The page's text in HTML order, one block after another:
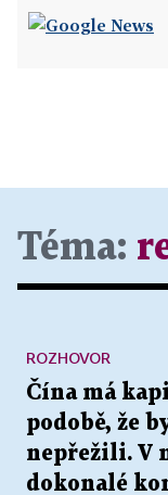
Téma:
Čína má
podobě, že
nepřežili. V
dokonalé
ROZHOVOR